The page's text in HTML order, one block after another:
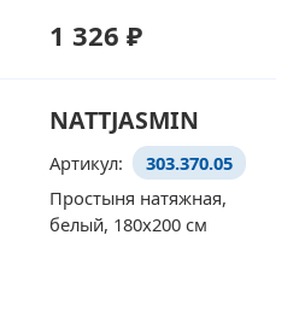
1 326 ₽
NATTJASMIN
Артикул:
303.370.05
Простыня натяжная,
белый, 180x200 см